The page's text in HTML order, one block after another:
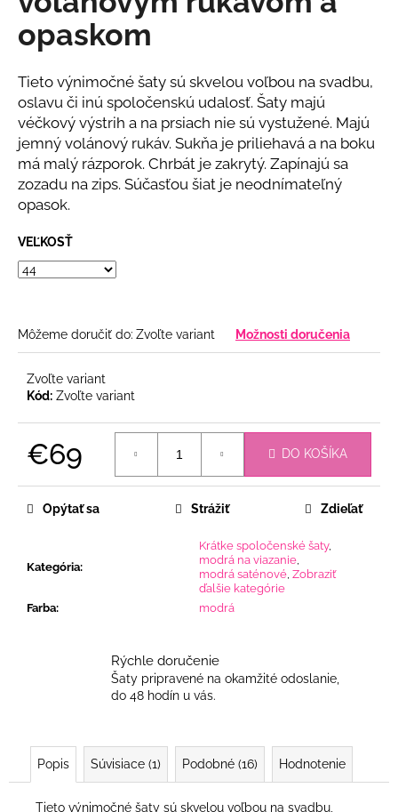
z
hviezdičiek.
opaskom
Tieto výnimočné šaty sú skvelou voľbou na svadbu,
oslavu či inú spoločenskú udalosť. Šaty majú
véčkový výstrih a na prsiach nie sú vystužené. Majú
jemný volánový rukáv. Sukňa je priliehavá a na boku
má malý rázporok. Chrbát je zakrytý. Zapínajú sa
zozadu na zips. Súčasťou šiat je neodnímateľný
opasok.
VEĽKOSŤ
Môžeme doručiť do: Zvoľte variant Možnosti doručenia
Zvoľte variant
Kód: Zvoľte variant
€69 DO KOŠÍKA
Kategória:
Krátke spoločenské šaty,
modrá na viazanie
modrá saténové Zobraziť
ďalšie kategórie
Farba: modrá
Opýtať sa Strážiť Zdieľať
Rýchle doručenie
Šaty pripravené na okamžité odoslanie,
do 48 hodín u vás.
Popis Súvisiace (1) Podobné (16) Hodnotenie
Tieto výnimočné šaty sú skvelou voľbou na svadbu,
m
DLHÉ
SPOLOČENSKÉ
BLEDOMODRÉ
ŠATY
S
RUKÁVMI
€78